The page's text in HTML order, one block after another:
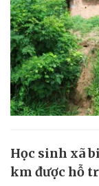
Học sinh xã
km được hỗ